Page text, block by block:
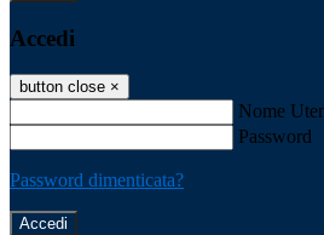
Accedi
button close ×
Nome
Password
Password dimenticata?